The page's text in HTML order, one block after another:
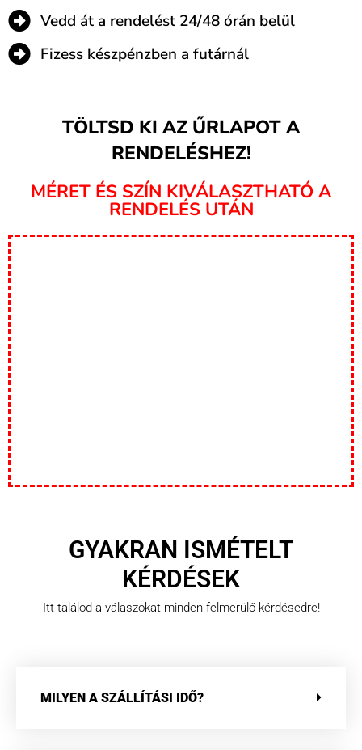
Vedd át a rendelést 24/48 órán belül
Fizess készpénzben a futárnál
TÖLTSD KI AZ ŰRLAPOT A
RENDELÉSHEZ!
MÉRET ÉS SZÍN KIVÁLASZTHATÓ A
RENDELÉS UTÁN
GYAKRAN ISMÉTELT
KÉRDÉSEK
Itt találod a válaszokat minden felmerülő kérdésedre!
MILYEN A SZÁLLÍTÁSI IDŐ?